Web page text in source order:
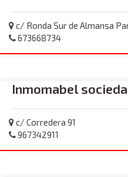
c/ Ronda Sur de Almansa
673668734
Inmomabel
c/ Corredera 91
967342911